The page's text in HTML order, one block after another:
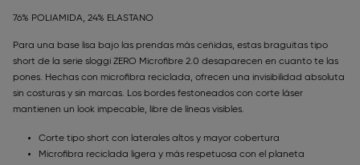
76% POLIAMIDA, 24% ELASTANO
Para una base lisa bajo las prendas más ceñidas, estas braguitas tipo
short de la serie sloggi ZERO Microfibre 2.0 desaparecen en cuanto te las
pones. Hechas con microfibra reciclada, ofrecen una invisibilidad absoluta
sin costuras y sin marcas. Los bordes festoneados con corte láser
mantienen un look impecable, libre de líneas visibles.
Corte tipo short con laterales altos y mayor cobertura
Microfibra reciclada ligera y más respetuosa con el planeta